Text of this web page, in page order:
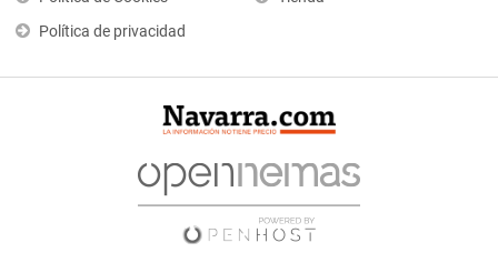
Política de privacidad